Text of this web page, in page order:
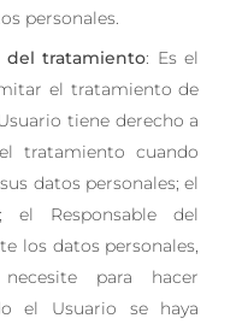
personales.
del tratamiento: Es el
el tratamiento de
tiene derecho a
tratamiento cuando
datos personales; el
el Responsable del
los datos personales,
para hacer
el Usuario se haya